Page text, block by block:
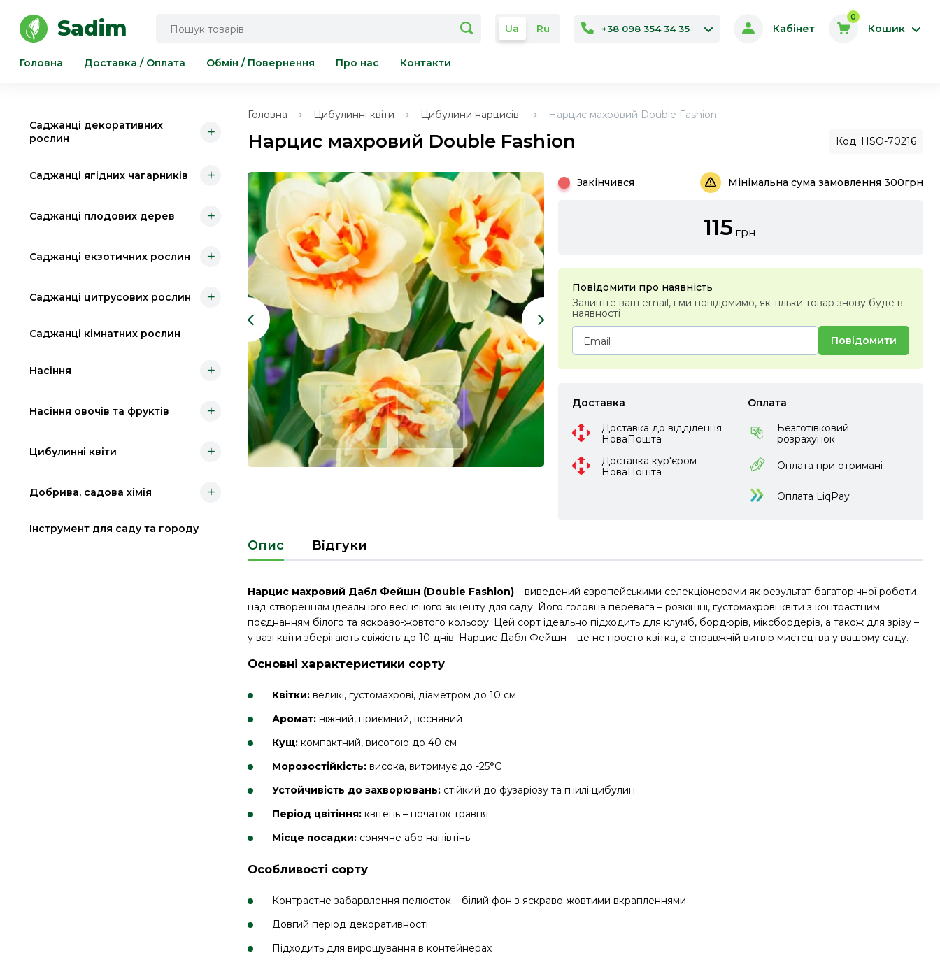
Sadim Ua Ru +38 098 354 34 35 Кабінет
0
Кошик
Головна Доставка / Оплата Обмін / Повернення Про нас Контакти
Саджанці декоративних
рослин
+
Саджанці ягідних чагарників +
Саджанці плодових дерев +
Саджанці екзотичних рослин +
Саджанці цитрусових рослин +
Саджанці кімнатних рослин
Насіння +
Насіння овочів та фруктів +
Цибулинні квіти +
Добрива, садова хімія +
Інструмент для саду та городу
Головна Цибулинні квіти Цибулини нарцисів Нарцис махровий Double Fashion
Нарцис махровий Double Fashion Код: HSO-70216
Закінчився Мінімальна сума замовлення 300грн
115 грн
Повідомити про наявність
Залиште ваш email, і ми повідомимо, як тільки товар знову буде в
наявності
Повідомити
Доставка
Доставка до відділення
НоваПошта
Доставка кур'єром
НоваПошта
Оплата
Безготівковий
розрахунок
Оплата при отримані
Оплата LiqPay
Опис Відгуки
Нарцис махровий Дабл Фейшн (Double Fashion) – виведений європейськими селекціонерами як результат багаторічної роботи
над створенням ідеального весняного акценту для саду. Його головна перевага – розкішні, густомахрові квіти з контрастним
поєднанням білого та яскраво-жовтого кольору. Цей сорт ідеально підходить для клумб, бордюрів, міксбордерів, а також для зрізу –
у вазі квіти зберігають свіжість до 10 днів. Нарцис Дабл Фейшн – це не просто квітка, а справжній витвір мистецтва у вашому саду.
Основні характеристики сорту
Квітки: великі, густомахрові, діаметром до 10 см
Аромат: ніжний, приємний, весняний
Кущ: компактний, висотою до 40 см
Морозостійкість: висока, витримує до -25°C
Устойчивість до захворювань: стійкий до фузаріозу та гнилі цибулин
Період цвітіння: квітень – початок травня
Місце посадки: сонячне або напівтінь
Особливості сорту
Контрастне забарвлення пелюсток – білий фон з яскраво-жовтими вкрапленнями
Довгий період декоративності
Підходить для вирощування в контейнерах